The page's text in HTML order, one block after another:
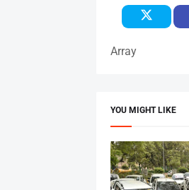
Array
YOU MIGHT LIKE